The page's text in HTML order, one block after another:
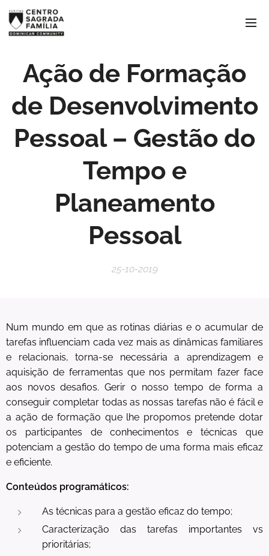
Ação de Formação
de Desenvolvimento
Pessoal – Gestão do
Tempo e
Planeamento
Pessoal
25-10-2019
Num mundo em que as rotinas diárias e o acumular de
tarefas influenciam cada vez mais as dinâmicas familiares
e relacionais, torna-se necessária a aprendizagem e
aquisição de ferramentas que nos permitam fazer face
aos novos desafios. Gerir o nosso tempo de forma a
conseguir completar todas as nossas tarefas não é fácil e
a ação de formação que lhe propomos pretende dotar
os participantes de conhecimentos e técnicas que
potenciam a gestão do tempo de uma forma mais eficaz
e eficiente.
Conteúdos programáticos:
As técnicas para a gestão eficaz do tempo;
Caracterização das tarefas importantes vs
prioritárias;